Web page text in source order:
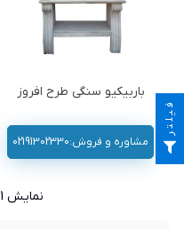
باربیکیو سنگی طرح افروز
مشاوره و فروش:02191302330
نمایش 1
فیلتر